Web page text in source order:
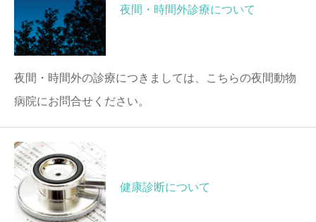
夜間・時間外診療について
夜間・時間外の診療につきましては、こちらの夜間動物
病院にお問合せください。
健康診断について